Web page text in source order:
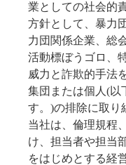
業としての社会的
方針として、暴力
力団関係企業、総
活動標ぼうゴロ、
威力と詐欺的手法
集団または個人(以
す。)の排除に取り
当社は、倫理規程
け、担当者や担当
をはじめとする経